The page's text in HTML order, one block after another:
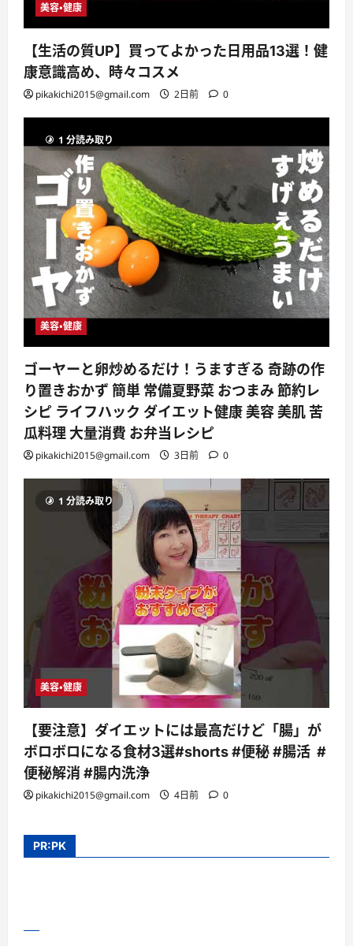
美容・健康
【生活の質UP】買ってよかった日用品13選！健
康意識高め、時々コスメ
pikakichi2015@gmail.com 2日前 0
1 分読み取り
美容・健康
ゴーヤーと卵炒めるだけ！うますぎる 奇跡の作
り置きおかず 簡単 常備夏野菜 おつまみ 節約レ
シピ ライフハック ダイエット健康 美容 美肌 苦
瓜料理 大量消費 お弁当レシピ
pikakichi2015@gmail.com 3日前 0
1 分読み取り
美容・健康
【要注意】ダイエットには最高だけど「腸」が
ボロボロになる食材3選#shorts #便秘 #腸活 #
便秘解消 #腸内洗浄
pikakichi2015@gmail.com 4日前 0
PR:PK